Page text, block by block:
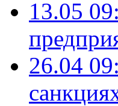
13.05
26.04